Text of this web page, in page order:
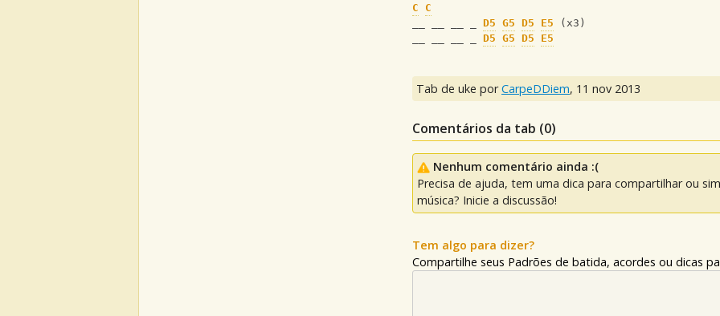
C
C
D5 G5 D5 E5 (x3)
D5 G5 D5 E5
Tab de uke porCarpeDDiem, 11 nov 2013
Comentários da tab (0)
Nenhum comentário ainda :(
Precisa de ajuda, tem uma dica para compartilhar ou
música? Inicie a discussão!
Tem algo para dizer?
Compartilhe seus Padrões de batida, acordes ou dicas